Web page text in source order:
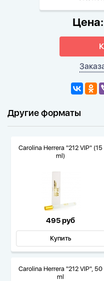
Цена:
Другие форматы
Carolina Herrera "212 VIP" (15
ml)
495 руб
Купить
Carolina Herrera "212 VIP", 50
ml